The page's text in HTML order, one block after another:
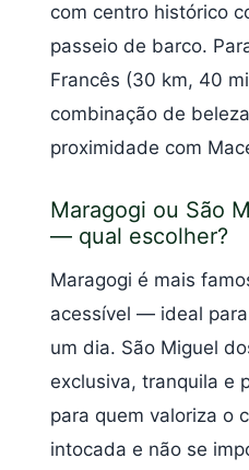
com centro histórico
passeio de barco.
Francês (30 km, 40
combinação de
proximidade com
Maragogi ou São
— qual escolher?
Maragogi é mais
acessível — ideal
um dia. São Miguel
exclusiva, tranquila e
para quem valoriza o
intocada e não se